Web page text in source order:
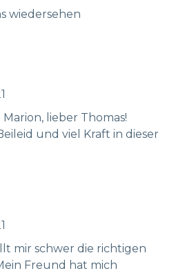
wiedersehen
lieber Thomas!
und viel Kraft in dieser
mir schwer die richtigen
Freund hat mich